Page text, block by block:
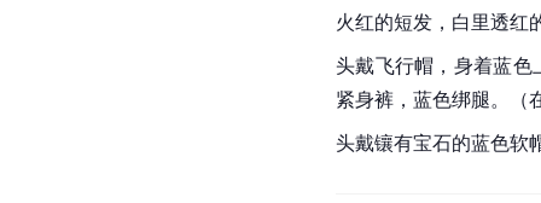
火红的短发，白里透红
头戴飞行帽，身着蓝色
紧身裤，蓝色绑腿。（
头戴镶有宝石的蓝色软